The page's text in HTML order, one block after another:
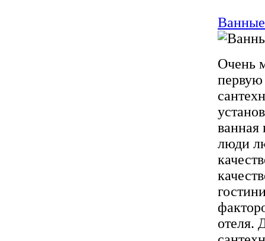
Ванные
Очень
первую
ванная
люди
отеля.